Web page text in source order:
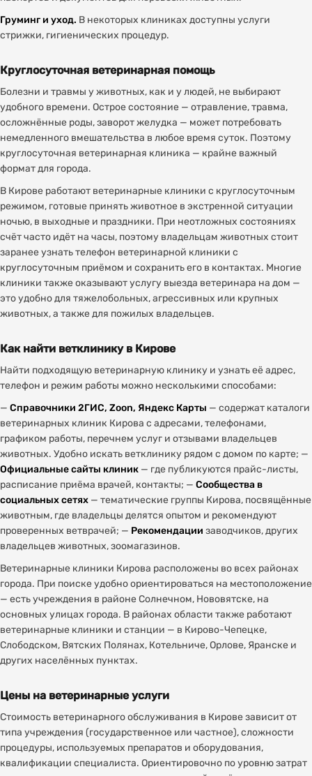
Груминг и уход. В некоторых клиниках доступны услуги
стрижки, гигиенических процедур.
Круглосуточная ветеринарная помощь
Болезни и травмы у животных, как и у людей, не выбирают
удобного времени. Острое состояние — отравление, травма,
осложнённые роды, заворот желудка — может потребовать
немедленного вмешательства в любое время суток. Поэтому
круглосуточная ветеринарная клиника — крайне важный
формат для города.
В Кирове работают ветеринарные клиники с круглосуточным
режимом, готовые принять животное в экстренной ситуации
ночью, в выходные и праздники. При неотложных состояниях
счёт часто идёт на часы, поэтому владельцам животных стоит
заранее узнать телефон ветеринарной клиники с
круглосуточным приёмом и сохранить его в контактах. Многие
клиники также оказывают услугу выезда ветеринара на дом —
это удобно для тяжелобольных, агрессивных или крупных
животных, а также для пожилых владельцев.
Как найти ветклинику в Кирове
Найти подходящую ветеринарную клинику и узнать её адрес,
телефон и режим работы можно несколькими способами:
— Справочники 2ГИС, Zoon, Яндекс Карты — содержат каталоги
ветеринарных клиник Кирова с адресами, телефонами,
графиком работы, перечнем услуг и отзывами владельцев
животных. Удобно искать ветклинику рядом с домом по карте; —
Официальные сайты клиник — где публикуются прайс-листы,
расписание приёма врачей, контакты; — Сообщества в
социальных сетях — тематические группы Кирова, посвящённые
животным, где владельцы делятся опытом и рекомендуют
проверенных ветврачей; — Рекомендации заводчиков, других
владельцев животных, зоомагазинов.
Ветеринарные клиники Кирова расположены во всех районах
города. При поиске удобно ориентироваться на местоположение
— есть учреждения в районе Солнечном, Нововятске, на
основных улицах города. В районах области также работают
ветеринарные клиники и станции — в Кирово-Чепецке,
Слободском, Вятских Полянах, Котельниче, Орлове, Яранске и
других населённых пунктах.
Цены на ветеринарные услуги
Стоимость ветеринарного обслуживания в Кирове зависит от
типа учреждения (государственное или частное), сложности
процедуры, используемых препаратов и оборудования,
квалификации специалиста. Ориентировочно по уровню затрат